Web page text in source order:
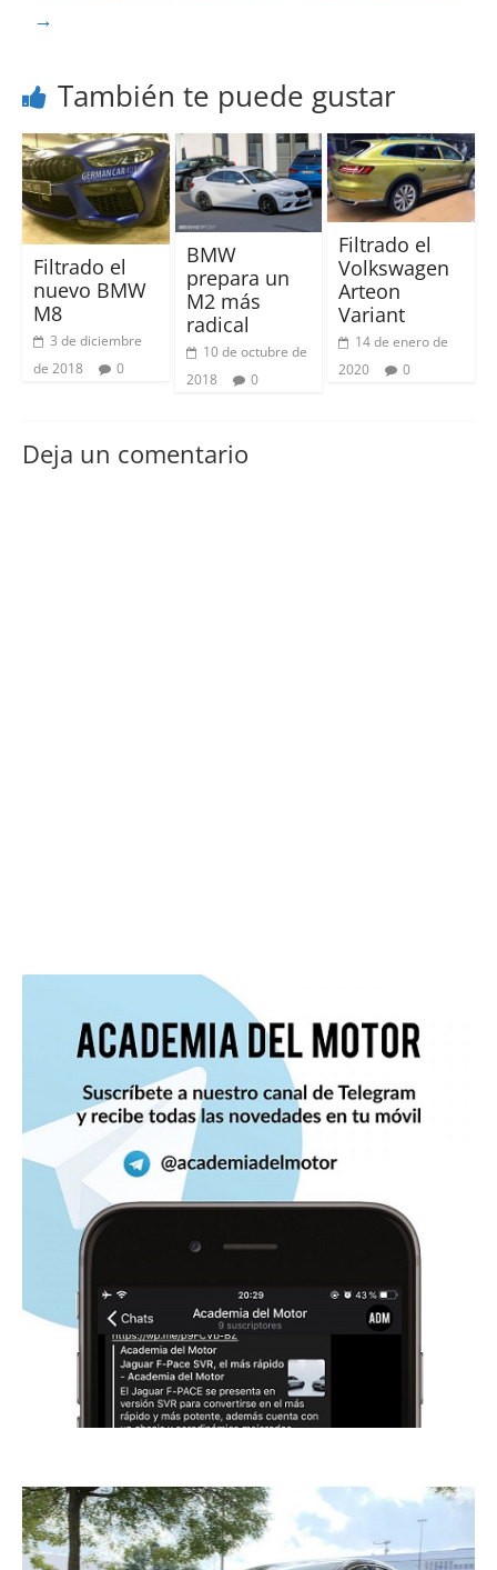
→
También te puede gustar
Filtrado el
nuevo BMW
M8
3 de diciembre
de 2018
0
BMW
prepara un
M2 más
radical
10 de octubre de
2018
0
Filtrado el
Volkswagen
Arteon
Variant
14 de enero de
2020
0
Deja un comentario